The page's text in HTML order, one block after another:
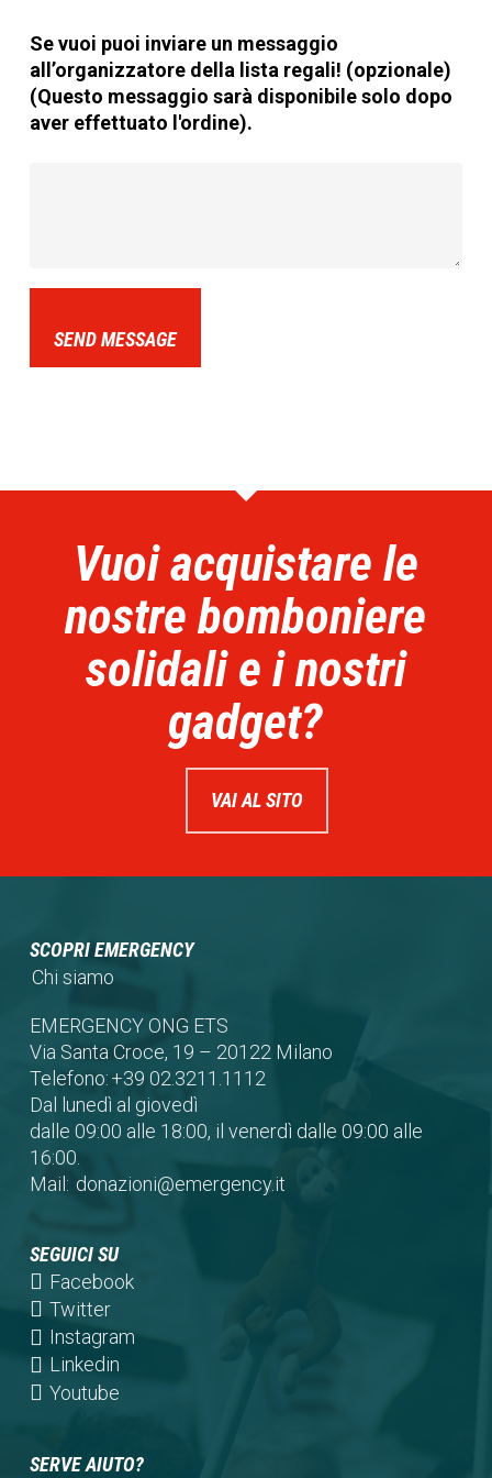
Se vuoi puoi inviare un messaggio
all’organizzatore della lista regali! (opzionale)
(Questo messaggio sarà disponibile solo dopo
aver effettuato l'ordine).
SEND MESSAGE
Vuoi acquistare le
nostre bomboniere
solidali e i nostri
gadget?
VAI AL SITO
SCOPRI EMERGENCY
Chi siamo
EMERGENCY ONG ETS
Via Santa Croce, 19 – 20122 Milano
Telefono:+39 02.3211.1112
Dal lunedì al giovedì
dalle 09:00 alle 18:00, il venerdì dalle 09:00 alle
16:00.
Mail: donazioni@emergency.it
SEGUICI SU
Facebook(opens
a
Twitter(opens
in
a
new
Instagram(opens
Linkedin(opens
in
tab)
Youtube(opens
new
SERVE AIUTO?